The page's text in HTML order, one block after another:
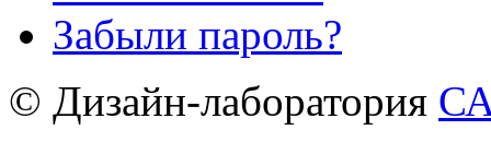
Забыли пароль?
© Дизайн-лаборатория